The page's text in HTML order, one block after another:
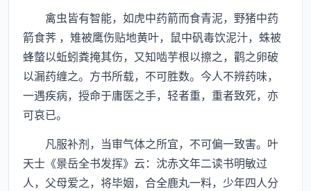
禽虫皆有智能，如虎中药箭而食青泥，野猪中药
箭食荠 ，雉被鹰伤贴地黄叶，鼠中矾毒饮泥汁，蛛被
蜂螫以蚯蚓粪掩其伤，又知啮芋根以擦之，鹳之卵破
以漏药缠之。方书所载，不可胜数。今人不辨药味，
一遇疾病，授命于庸医之手，轻者重，重者致死，亦
可哀已。
凡服补剂，当审气体之所宜，不可偏一致害。叶
天士《景岳全书发挥》云：沈赤文年二读书明敏过
人，父母爱之，将毕姻，合全鹿丸一料，少年四人分